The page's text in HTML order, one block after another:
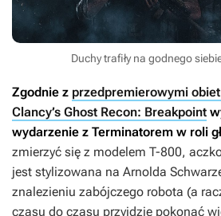
Duchy trafiły na godnego
Zgodnie z przedpremierowymi
Clancy’s Ghost Recon: Breakpoint
wydarzenie z Terminatorem w roli
zmierzyć się z modelem T-800,
jest stylizowana na Arnolda
znalezieniu zabójczego robota (a
czasu do czasu przyjdzie pokonać